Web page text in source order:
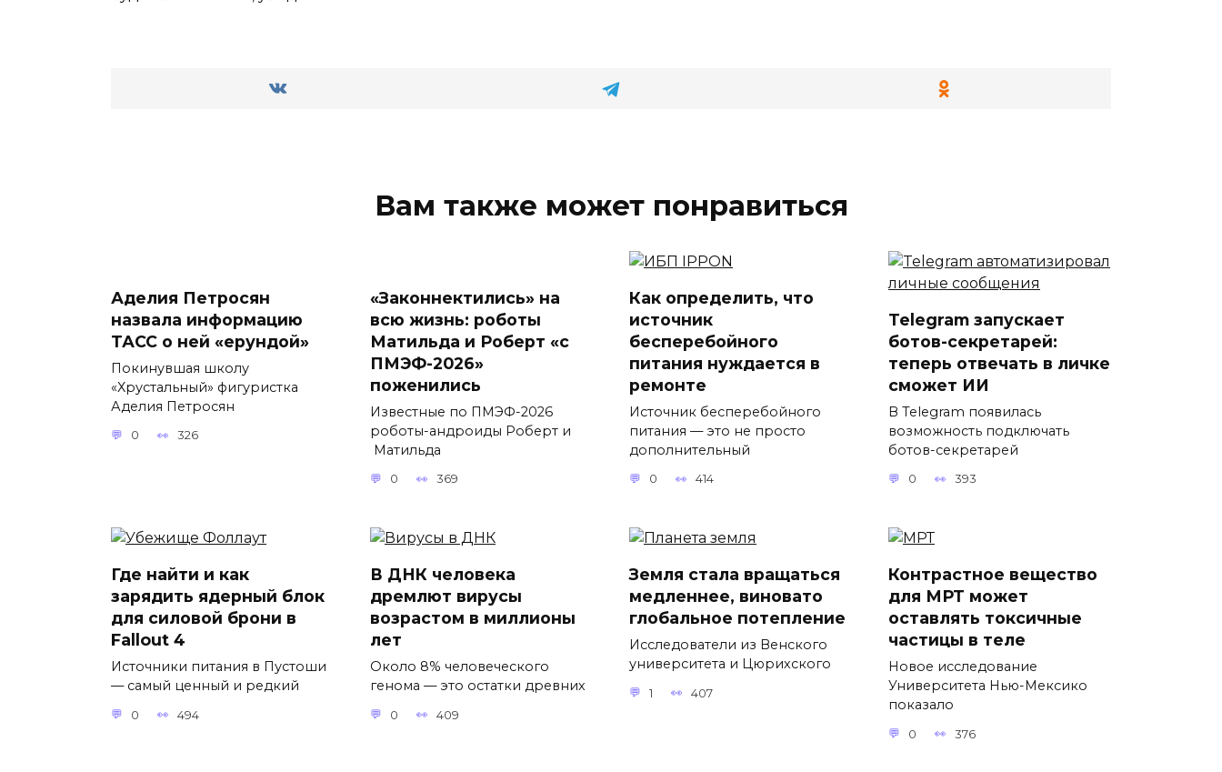
Вам также может понравиться
Аделия Петросян
назвала информацию
ТАСС о ней «ерундой»
Покинувшая школу
«Хрустальный» фигуристка
Аделия Петросян
0 326
«Законнектились» на
всю жизнь: роботы
Матильда и Роберт «с
ПМЭФ-2026»
поженились
Известные по ПМЭФ-2026
роботы-андроиды Роберт и
Матильда
0 369
Как определить, что
источник
бесперебойного
питания нуждается в
ремонте
Источник бесперебойного
питания — это не просто
дополнительный
0 414
Telegram запускает
ботов-секретарей:
теперь отвечать в личке
сможет ИИ
В Telegram появилась
возможность подключать
ботов-секретарей
0 393
Где найти и как
зарядить ядерный блок
для силовой брони в
Fallout 4
Источники питания в Пустоши
— самый ценный и редкий
0 494
В ДНК человека
дремлют вирусы
возрастом в миллионы
лет
Около 8% человеческого
генома — это остатки древних
0 409
Земля стала вращаться
медленнее, виновато
глобальное потепление
Исследователи из Венского
университета и Цюрихского
1 407
Контрастное вещество
для МРТ может
оставлять токсичные
частицы в теле
Новое исследование
Университета Нью-Мексико
показало
0 376